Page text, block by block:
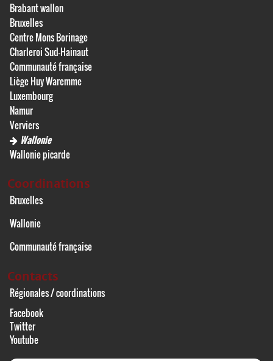
Brabant wallon
Bruxelles
Centre Mons Borinage
Charleroi Sud-Hainaut
Communauté française
Liège Huy Waremme
Luxembourg
Namur
Verviers
Wallonie
Wallonie picarde
Coordinations
Bruxelles
Wallonie
Communauté française
Contacts
Régionales / coordinations
Facebook
Twitter
Youtube